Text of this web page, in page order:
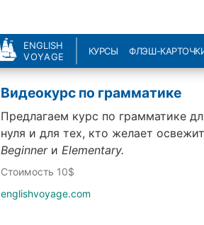
ENGLISH
VOYAGE
КУРСЫ ФЛЭШ-
Видеокурс по грамматике
Предлагаем курс по грамматике
нуля и для тех, кто желает
Beginnerи Elementary.
Стоимость 10$
englishvoyage.com